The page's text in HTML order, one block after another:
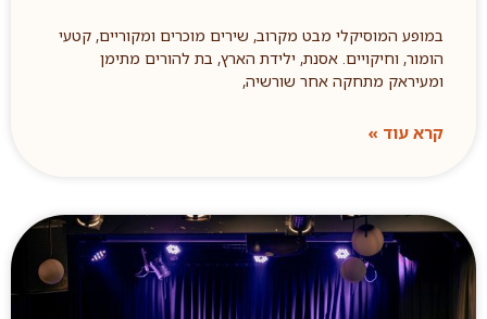
במופע המוסיקלי מבט מקרוב, שירים מוכרים ומקוריים, קטעי
הומור, וחיקויים. אסנת, ילידת הארץ, בת להורים מתימן
ומעיראק מתחקה אחר שורשיה,
קרא עוד »